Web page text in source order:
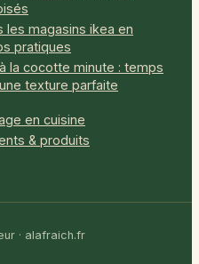
les magasins ikea en
pratiques
la cocotte minute : temps
texture parfaite
en cuisine
& produits
· alafraich.fr